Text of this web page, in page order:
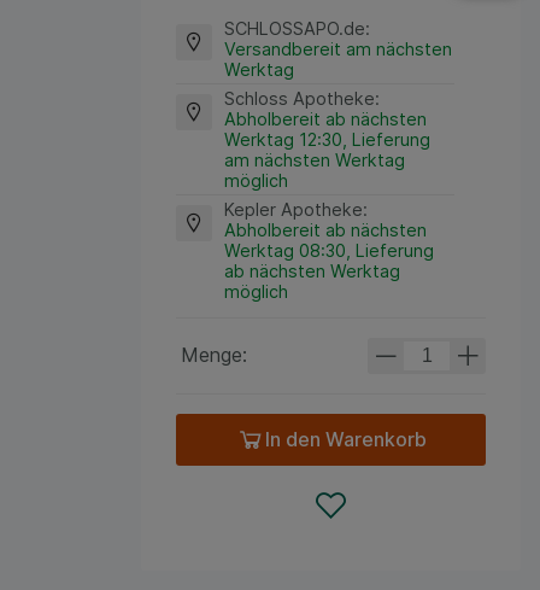
SCHLOSSAPO.de:
Versandbereit am nächsten
Werktag
Schloss Apotheke:
Abholbereit ab nächsten
Werktag 12:30, Lieferung
am nächsten Werktag
möglich
Kepler Apotheke:
Abholbereit ab nächsten
Werktag 08:30, Lieferung
ab nächsten Werktag
möglich
Menge:
In den Warenkorb